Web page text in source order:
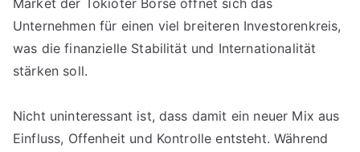
Market der Tokioter Börse öffnet sich das
Unternehmen für einen viel breiteren Investorenkreis,
was die finanzielle Stabilität und Internationalität
stärken soll.
Nicht uninteressant ist, dass damit ein neuer Mix aus
Einfluss, Offenheit und Kontrolle entsteht. Während